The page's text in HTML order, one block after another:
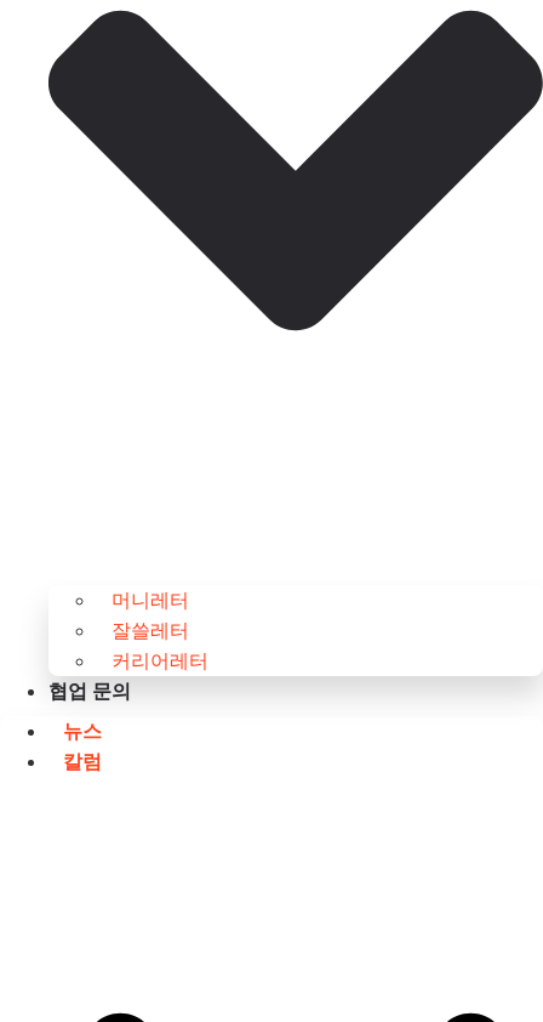
머니레터
잘쓸레터
커리어레터
협업 문의
뉴스
칼럼